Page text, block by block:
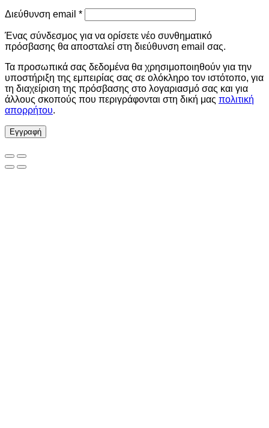
Διεύθυνση email *
Ένας σύνδεσμος για να ορίσετε νέο συνθηματικό
πρόσβασης θα αποσταλεί στη διεύθυνση email σας.
Τα προσωπικά σας δεδομένα θα χρησιμοποιηθούν για την
υποστήριξη της εμπειρίας σας σε ολόκληρο τον ιστότοπο, για
τη διαχείριση της πρόσβασης στο λογαριασμό σας και για
άλλους σκοπούς που περιγράφονται στη δική μας πολιτική
απορρήτου.
Εγγραφή